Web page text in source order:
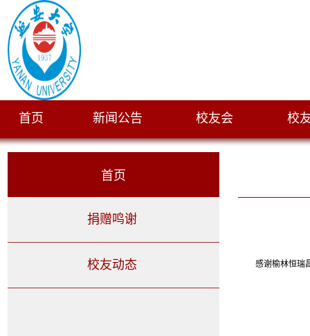
首页 新闻公告 校友会 校
首页
捐赠鸣谢
校友动态 感谢榆林恒瑞